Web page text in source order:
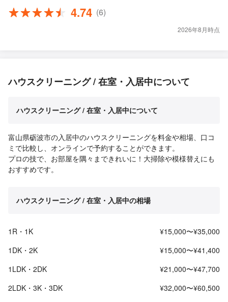
4.74 (6)
2026年8月時点
ハウスクリーニング / 在室・入居中について
ハウスクリーニング / 在室・入居中について
富山県砺波市の入居中のハウスクリーニングを料金や相場、口コ
ミで比較し、オンラインで予約することができます。
プロの技で、お部屋を隅々まできれいに！大掃除や模様替えにも
おすすめです。
ハウスクリーニング / 在室・入居中の相場
1R・1K
¥15,000〜¥35,000
1DK・2K
¥15,000〜¥41,400
1LDK・2DK
¥21,000〜¥47,700
2LDK・3K・3DK
¥32,000〜¥60,500